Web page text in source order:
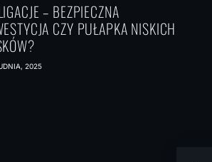
– BEZPIECZNA
CZY PUŁAPKA NISKICH
2025